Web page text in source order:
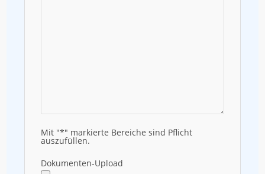
Mit "*" markierte Bereiche sind Pflicht
auszufüllen.
Dokumenten-Upload